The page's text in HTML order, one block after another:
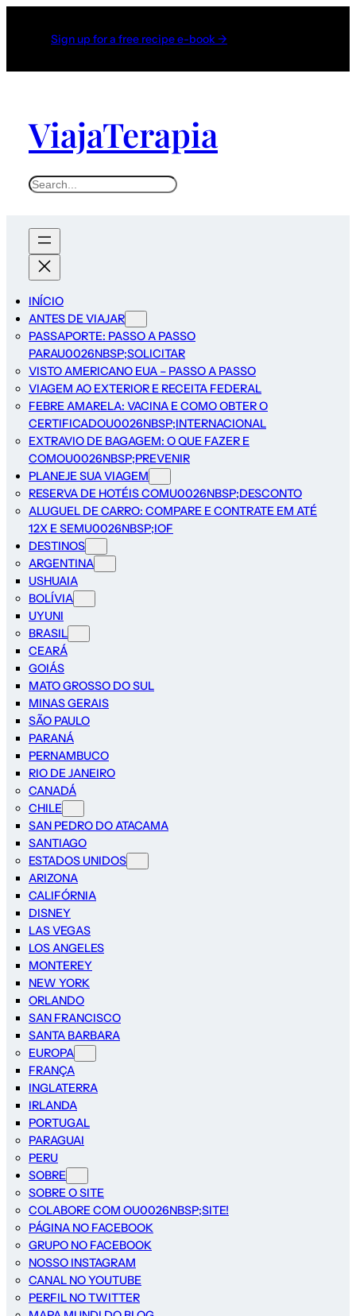
Sign up for a free recipe e-book →
ViajaTerapia
Search
INÍCIO
ANTES DE VIAJAR
PASSAPORTE: PASSO A PASSO
PARAU0026NBSP;SOLICITAR
VISTO AMERICANO EUA – PASSO A PASSO
VIAGEM AO EXTERIOR E RECEITA FEDERAL
FEBRE AMARELA: VACINA E COMO OBTER O
CERTIFICADOU0026NBSP;INTERNACIONAL
EXTRAVIO DE BAGAGEM: O QUE FAZER E
COMOU0026NBSP;PREVENIR
PLANEJE SUA VIAGEM
RESERVA DE HOTÉIS COMU0026NBSP;DESCONTO
ALUGUEL DE CARRO: COMPARE E CONTRATE EM ATÉ
12X E SEMU0026NBSP;IOF
DESTINOS
ARGENTINA
USHUAIA
BOLÍVIA
UYUNI
BRASIL
CEARÁ
GOIÁS
MATO GROSSO DO SUL
MINAS GERAIS
SÃO PAULO
PARANÁ
PERNAMBUCO
RIO DE JANEIRO
CANADÁ
CHILE
SAN PEDRO DO ATACAMA
SANTIAGO
ESTADOS UNIDOS
ARIZONA
CALIFÓRNIA
DISNEY
LAS VEGAS
LOS ANGELES
MONTEREY
NEW YORK
ORLANDO
SAN FRANCISCO
SANTA BARBARA
EUROPA
FRANÇA
INGLATERRA
IRLANDA
PORTUGAL
PARAGUAI
PERU
SOBRE
SOBRE O SITE
COLABORE COM OU0026NBSP;SITE!
PÁGINA NO FACEBOOK
GRUPO NO FACEBOOK
NOSSO INSTAGRAM
CANAL NO YOUTUBE
PERFIL NO TWITTER